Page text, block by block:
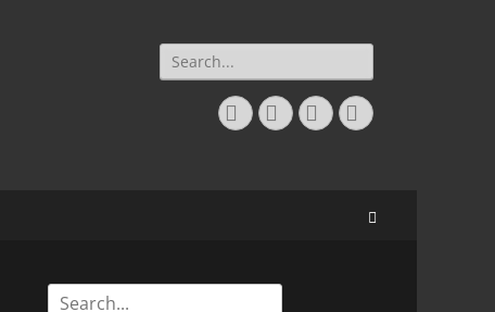
Zoeken
naar:
Facebook
Twitter
E-
mail
Instagram
Zoeken